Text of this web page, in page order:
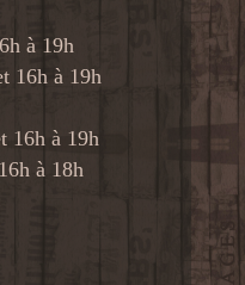
à 19h
16h à 19h
16h à 19h
à 18h